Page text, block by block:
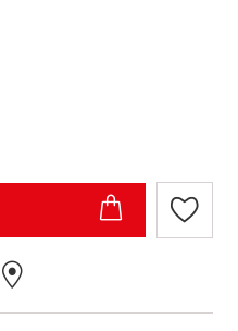
Zur